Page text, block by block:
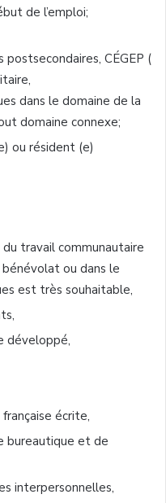
de l’emploi;
postsecondaires, CÉGEP (
dans le domaine de la
domaine connexe;
ou résident (e)
travail communautaire
ou dans le
est très souhaitable,
développé,
écrite,
bureautique et de
interpersonnelles,